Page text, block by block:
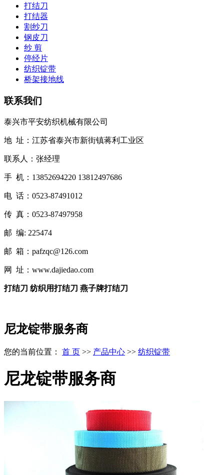
打结刀
打结器
割纱刀
钢皮刀
纱 剪
停经片
纺织锭带
桥架接地线
联系我们
泰兴市平安纺织机械有限公司
地 址：江苏省泰兴市新街镇蒋利工业区
联系人：张经理
手 机：13852694220 13812497686
电 话：0523-87491012
传 真：0523-87497958
邮 编: 225474
邮 箱：pafzqc@126.com
网 址：www.dajiedao.com
打结刀 纺织用打结刀 燕子牌打结刀
尼龙锭带服务商
您的当前位置： 首 页 >> 产品中心 >> 纺织锭带
尼龙锭带服务商